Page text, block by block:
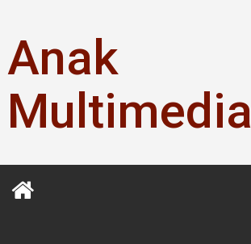
content
Anak
Multimedia